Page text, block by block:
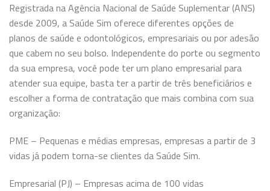
Registrada na Agência Nacional de Saúde Suplementar (ANS)
desde 2009, a Saúde Sim oferece diferentes opções de
planos de saúde e odontológicos, empresariais ou por adesão
que cabem no seu bolso. Independente do porte ou segmento
da sua empresa, você pode ter um plano empresarial para
atender sua equipe, basta ter a partir de três beneficiários e
escolher a forma de contratação que mais combina com sua
organização:
PME – Pequenas e médias empresas, empresas a partir de 3
vidas já podem torna-se clientes da Saúde Sim.
Empresarial (PJ) – Empresas acima de 100 vidas